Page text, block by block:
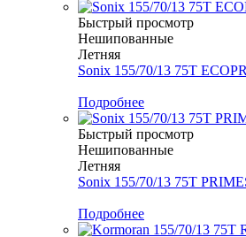
Быстрый просмотр
Нешипованные
Летняя
Sonix 155/70/13 75T
Подробнее
Быстрый просмотр
Нешипованные
Летняя
Sonix 155/70/13 75T
Подробнее